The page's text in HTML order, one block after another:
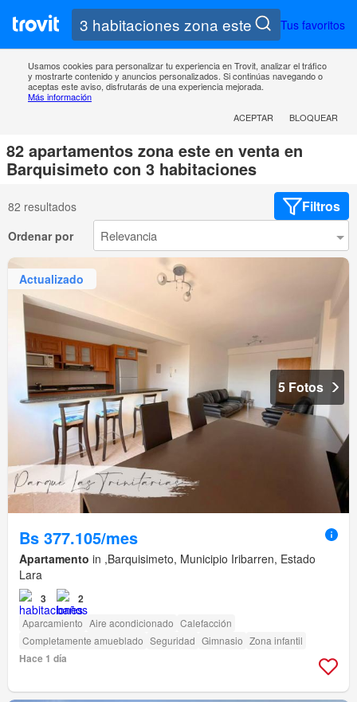
Tus favoritos
Usamos cookies para personalizar tu experiencia en Trovit, analizar el tráfico
y mostrarte contenido y anuncios personalizados. Si continúas navegando o
aceptas este aviso, disfrutarás de una experiencia mejorada.
Más información
ACEPTAR
BLOQUEAR
82 apartamentos zona este en venta en
Barquisimeto con 3 habitaciones
82 resultados Filtros
Ordenar por
Actualizado
5 Fotos
Bs 377.105/mes
Apartamento in ,Barquisimeto, Municipio Iribarren, Estado
Lara
3 2
Aparcamiento Aire acondicionado Calefacción
Completamente amueblado Seguridad Gimnasio Zona infantil
Hace 1 día